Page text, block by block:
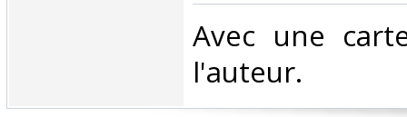
‎Avec une
l'auteur.‎